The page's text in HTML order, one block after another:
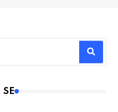
characters for results.
SE